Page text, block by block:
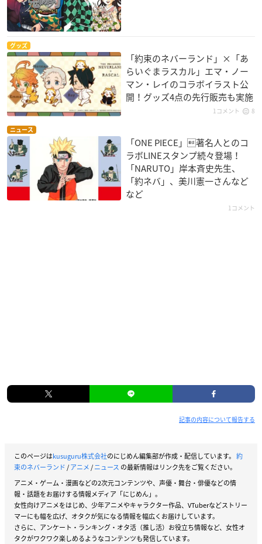
グッズ
「約束のネバーランド」×「あ
らいぐまラスカル」エマ・ノー
マン・レイのコラボイラスト公
開！グッズ4点の先行販売も実施
1コメント 8
ニュース
「ONE PIECE」著名人とのコ
ラボLINEスタンプ続々登場！
「NARUTO」岸本斉史先生、
「約ネバ」、美川憲一さんなど
など
1コメント
記事の内容について報告する
このページはkusuguru株式会社のにじめん編集部が作成・配信しています。 約
束のネバーランド/アニメ/ニュース の最新情報はリンク先をご覧ください。
アニメ・ゲーム・漫画などの2次元コンテンツや、声優・舞台・俳優などの情
報・話題をお届けする情報メディア「にじめん」。
女性向けアニメをはじめ、少年アニメやキャラクター作品、VTuberなどストリー
マーにも幅を広げ、オタクが気になる情報を幅広くお届けしています。
さらに、アンケート・ランキング・オタ活（推し活）お役立ち情報など、女性オ
タクがワクワク楽しめるようなコンテンツも発信しています。